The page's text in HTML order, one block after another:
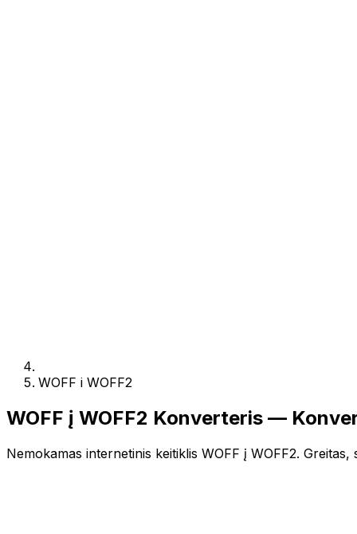
WOFF i WOFF2
WOFF į WOFF2 Konverteris —
Nemokamas internetinis keitiklis WOFF į WOFF2.